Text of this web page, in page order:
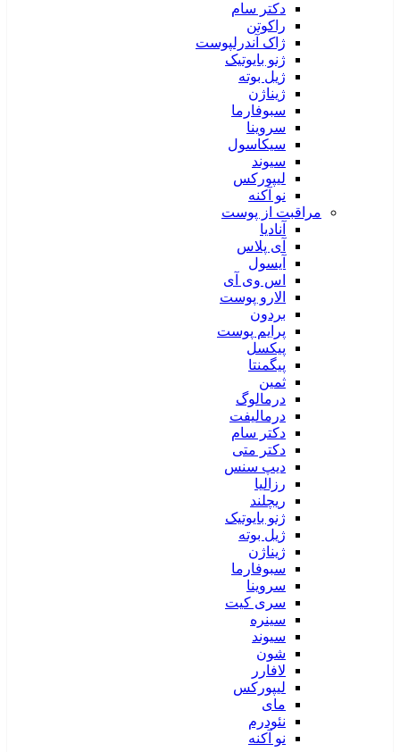
دکتر سام
راکوتن
ژاک آندرلپوست
ژنو بایوتیک
ژیل بوته
ژیناژن
سبوفارما
سروینا
سیکاسول
سیوند
لیپورکس
نو آکنه
مراقبت از پوست
آنادیا
آی پلاس
آیسول
اس وی آی
الارو پوست
بردون
پرایم پوست
پیکسل
پیگمنتا
ثمین
درمالوگ
درمالیفت
دکتر سام
دکتر متی
دیپ سنس
رزالیا
ریچلند
ژنو بایوتیک
ژیل بوته
ژیناژن
سبوفارما
سروینا
سری کیت
سینره
سیوند
شون
لافارر
لیپورکس
مای
نئودرم
نو آکنه